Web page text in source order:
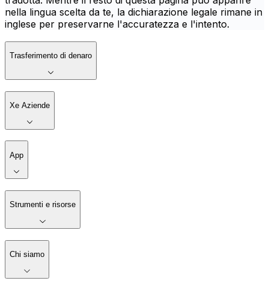
nella lingua scelta da te, la dichiarazione legale rimane in
inglese per preservarne l'accuratezza e l'intento.
Trasferimento di denaro
Xe Aziende
App
Strumenti e risorse
Chi siamo